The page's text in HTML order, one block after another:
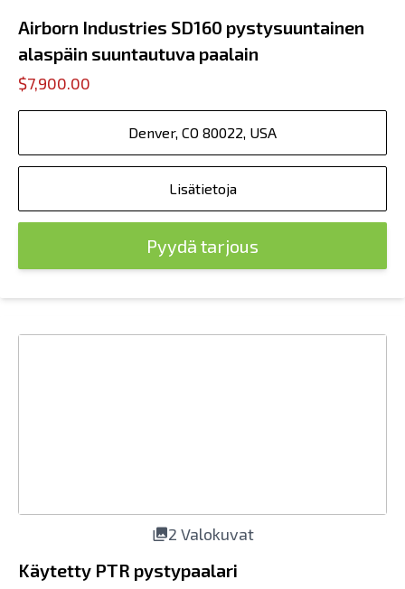
Airborn Industries SD160 pystysuuntainen
alaspäin suuntautuva paalain
$7,900.00
Denver, CO 80022, USA
Lisätietoja
Pyydä tarjous
2 Valokuvat
Käytetty PTR pystypaalari